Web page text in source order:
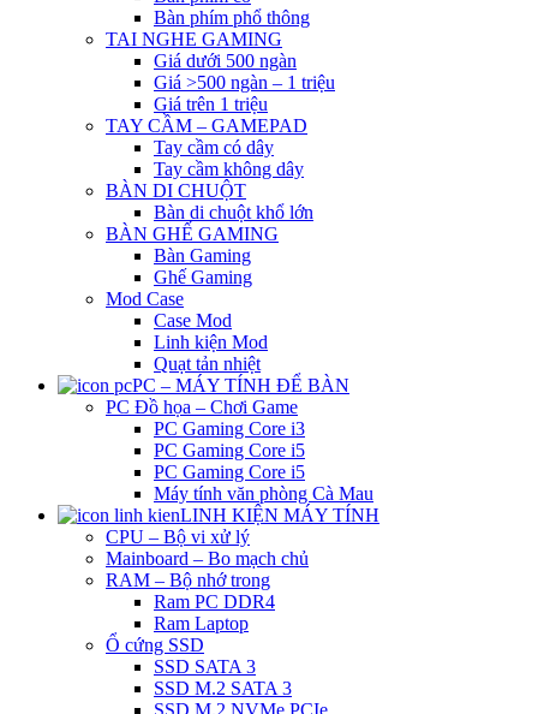
Bàn phím phổ thông
TAI NGHE GAMING
Giá dưới 500 ngàn
Giá >500 ngàn – 1 triệu
Giá trên 1 triệu
TAY CẦM – GAMEPAD
Tay cầm có dây
Tay cầm không dây
BÀN DI CHUỘT
Bàn di chuột khổ lớn
BÀN GHẾ GAMING
Bàn Gaming
Ghế Gaming
Mod Case
Case Mod
Linh kiện Mod
Quạt tản nhiệt
PC – MÁY TÍNH ĐỂ BÀN
PC Đồ họa – Chơi Game
PC Gaming Core i3
PC Gaming Core i5
PC Gaming Core i5
Máy tính văn phòng Cà Mau
LINH KIỆN MÁY TÍNH
CPU – Bộ vi xử lý
Mainboard – Bo mạch chủ
RAM – Bộ nhớ trong
Ram PC DDR4
Ram Laptop
Ổ cứng SSD
SSD SATA 3
SSD M.2 SATA 3
SSD M.2 NVMe PCIe